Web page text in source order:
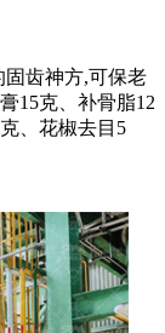
固齿神方,可保老
15克、补骨脂12
、花椒去目5